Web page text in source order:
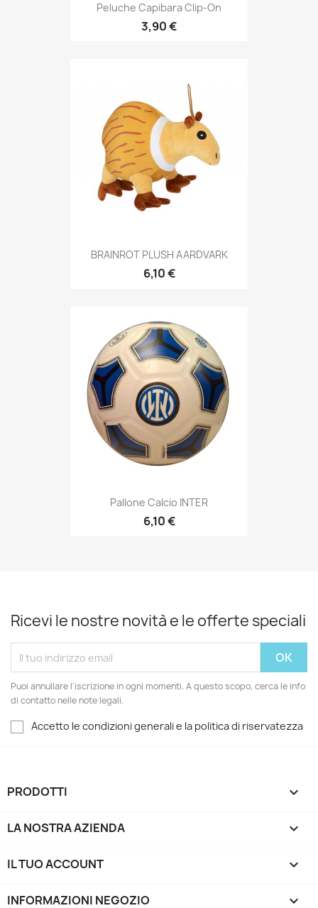
Peluche Capibara Clip-On
3,90 €
BRAINROT PLUSH AARDVARK
6,10 €
Pallone Calcio INTER
6,10 €
Ricevi le nostre novità e le offerte speciali
Puoi annullare l'iscrizione in ogni momenti. A questo scopo, cerca le info
di contatto nelle note legali.
Accetto le condizioni generali e la politica di riservatezza
PRODOTTI 
LA NOSTRA AZIENDA 
IL TUO ACCOUNT 
INFORMAZIONI NEGOZIO keyboard_arrow_down